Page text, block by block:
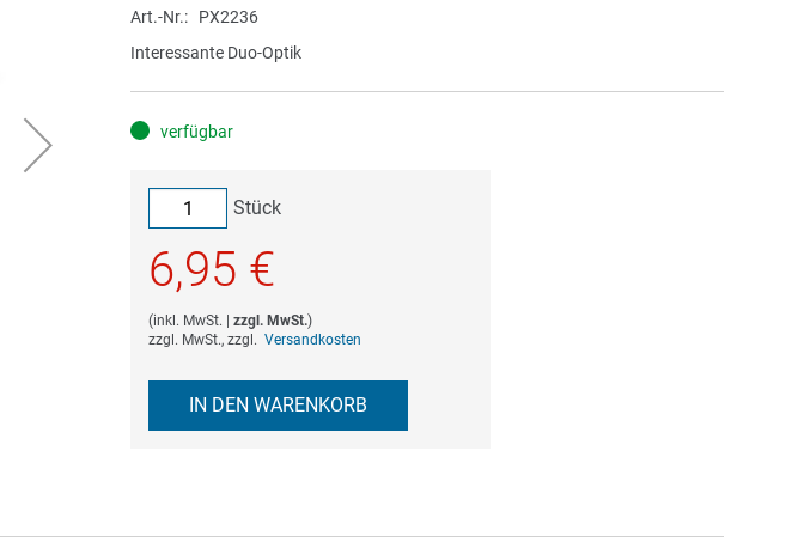
Art.-Nr.
PX2236
Interessante Duo-Optik
verfügbar
Stück
6,95 €
(inkl. MwSt. zzgl. MwSt.)
zzgl. MwSt., zzgl. Versandkosten
IN DEN WARENKORB